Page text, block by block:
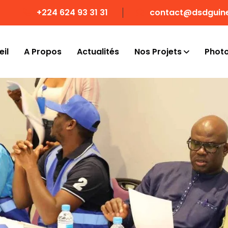
+224 624 93 31 31
A Propos Actualités Nos Projets